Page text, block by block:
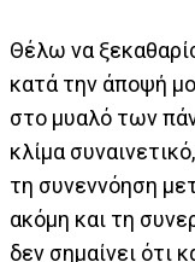
Θέλω να
κατά την άποψή
στο μυαλό των
κλίμα
τη συνεννόηση
ακόμη και τη
δεν σημαίνει ότι